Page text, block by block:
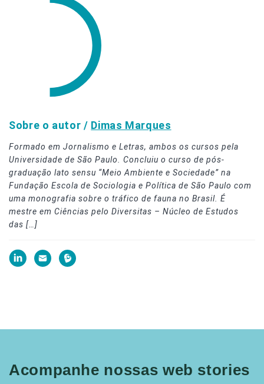
Sobre o autor / Dimas Marques
Formado em Jornalismo e Letras, ambos os cursos pela
Universidade de São Paulo. Concluiu o curso de pós-
graduação lato sensu “Meio Ambiente e Sociedade” na
Fundação Escola de Sociologia e Política de São Paulo com
uma monografia sobre o tráfico de fauna no Brasil. É
mestre em Ciências pelo Diversitas – Núcleo de Estudos
das […]
Acompanhe nossas web stories